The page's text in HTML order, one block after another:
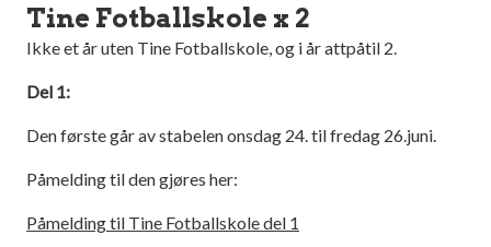
Tine Fotballskole x 2
Ikke et år uten Tine Fotballskole, og i år attpåtil 2.
Del 1:
Den første går av stabelen onsdag 24. til fredag 26.juni.
Påmelding til den gjøres her:
Påmelding til Tine Fotballskole del 1